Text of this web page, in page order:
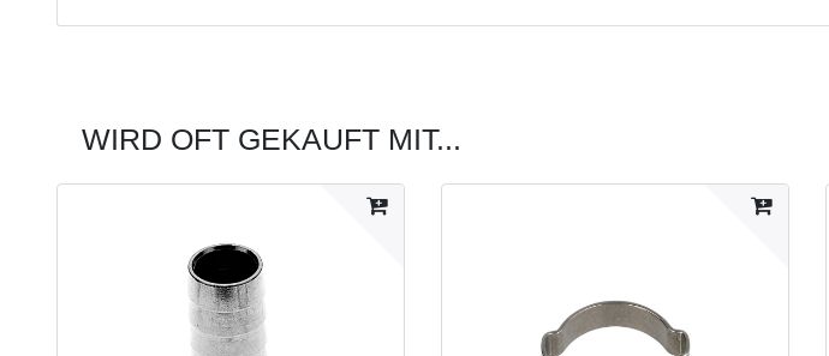
WIRD OFT GEKAUFT MIT...